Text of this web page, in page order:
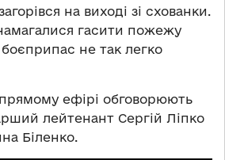
на виході зі схованки.
гасити пожежу
не так легко
прямому ефірі обговорюють
лейтенант Сергій Ліпко
Біленко.